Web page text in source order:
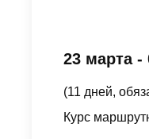
23 марта -
(11 дней,
Курс